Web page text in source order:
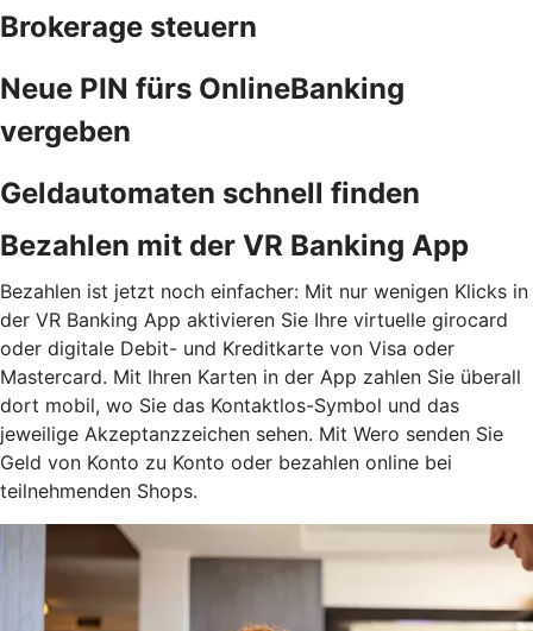
Brokerage steuern
Neue PIN fürs OnlineBanking
vergeben
Geldautomaten schnell finden
Bezahlen mit der VR Banking App
Bezahlen ist jetzt noch einfacher: Mit nur wenigen Klicks in
der VR Banking App aktivieren Sie Ihre virtuelle girocard
oder digitale Debit- und Kreditkarte von Visa oder
Mastercard. Mit Ihren Karten in der App zahlen Sie überall
dort mobil, wo Sie das Kontaktlos-Symbol und das
jeweilige Akzeptanzzeichen sehen. Mit Wero senden Sie
Geld von Konto zu Konto oder bezahlen online bei
teilnehmenden Shops.